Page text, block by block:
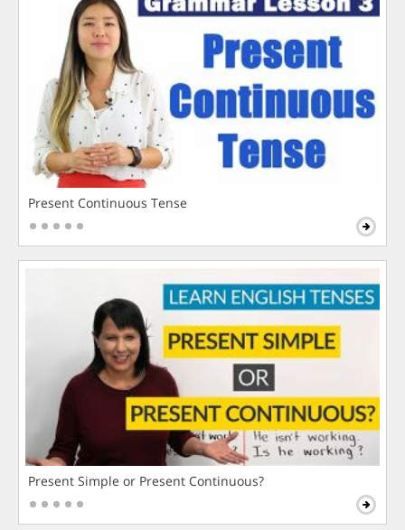
Present Continuous Tense
Present Simple or Present Continuous?